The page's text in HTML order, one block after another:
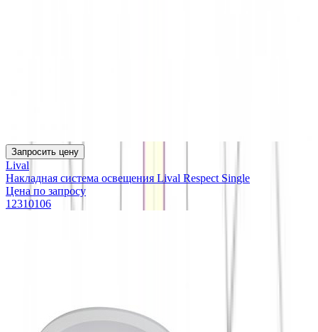
Запросить цену
Lival
Накладная система освещения Lival Respect Single
Цена по запросу
12310106